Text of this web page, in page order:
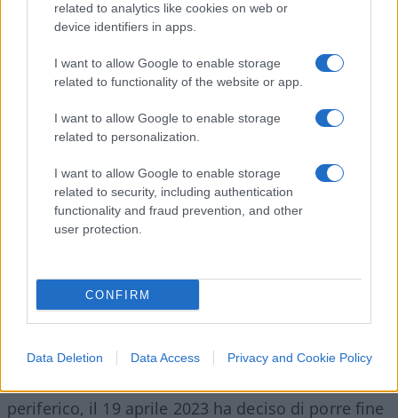
related to analytics like cookies on web or
device identifiers in apps.
I want to allow Google to enable storage
related to functionality of the website or app.
I want to allow Google to enable storage
related to personalization.
I want to allow Google to enable storage
related to security, including authentication
functionality and fraud prevention, and other
user protection.
CONFIRM
Data Deletion Data Access Privacy and Cookie Policy
diffuso le prime dichiarazioni di Alfredo
Cospito, dopo l’interruzione del sciopero della
fame, che ormai durava da sei mesi. “Grazie a tutti
coloro che hanno seguito la mia tenace e inusuale
forma di protesta”, ha dichiarato l’anarchico.
Prime parole anche per il suo avvocato, Flavio
giorni di digiuno e dopo aver esposto a rischio la
propria vita, essere dimagrito 50 chilogrammi e
propria funziona deambulatoria dovuta allo
periferico, il 19 aprile 2023 ha deciso di porre fine